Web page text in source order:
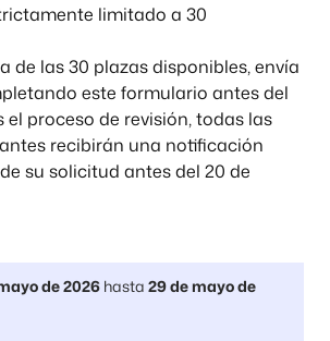
limitado a 30
de las 30 plazas disponibles, envía
este formulario antes del
el proceso de revisión, todas las
recibirán una notificación
su solicitud antes del 20 de
de 2026 hasta 29 de mayo de